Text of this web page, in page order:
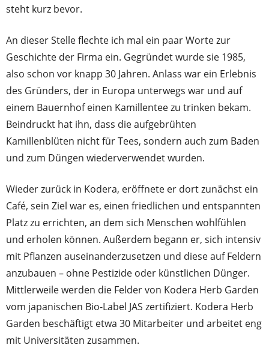
steht kurz bevor.
An dieser Stelle flechte ich mal ein paar Worte zur
Geschichte der Firma ein. Gegründet wurde sie 1985,
also schon vor knapp 30 Jahren. Anlass war ein Erlebnis
des Gründers, der in Europa unterwegs war und auf
einem Bauernhof einen Kamillentee zu trinken bekam.
Beindruckt hat ihn, dass die aufgebrühten
Kamillenblüten nicht für Tees, sondern auch zum Baden
und zum Düngen wiederverwendet wurden.
Wieder zurück in Kodera, eröffnete er dort zunächst ein
Café, sein Ziel war es, einen friedlichen und entspannten
Platz zu errichten, an dem sich Menschen wohlfühlen
und erholen können. Außerdem begann er, sich intensiv
mit Pflanzen auseinanderzusetzen und diese auf Feldern
anzubauen – ohne Pestizide oder künstlichen Dünger.
Mittlerweile werden die Felder von Kodera Herb Garden
vom japanischen Bio-Label JAS zertifiziert. Kodera Herb
Garden beschäftigt etwa 30 Mitarbeiter und arbeitet eng
mit Universitäten zusammen.